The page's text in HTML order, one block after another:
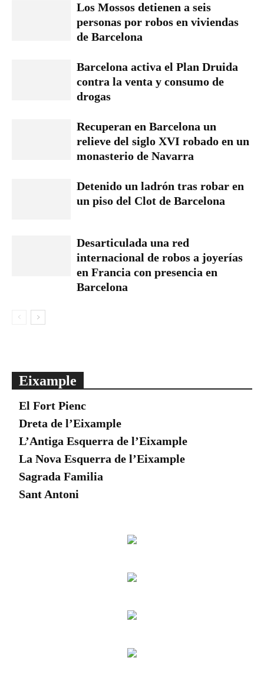
Los Mossos detienen a seis
personas por robos en viviendas
de Barcelona
Barcelona activa el Plan Druida
contra la venta y consumo de
drogas
Recuperan en Barcelona un
relieve del siglo XVI robado en un
monasterio de Navarra
Detenido un ladrón tras robar en
un piso del Clot de Barcelona
Desarticulada una red
internacional de robos a joyerías
en Francia con presencia en
Barcelona
Eixample
El Fort Pienc
Dreta de l’Eixample
L’Antiga Esquerra de l’Eixample
La Nova Esquerra de l’Eixample
Sagrada Familia
Sant Antoni